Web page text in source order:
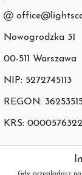
Nowogrodzka 31
00-511 Warszawa
NIP: 5272745113
REGON:
KRS: 0000576322